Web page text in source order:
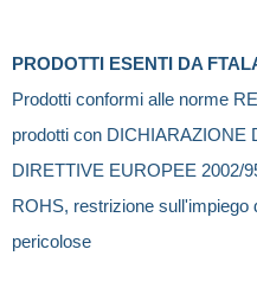
PRODOTTI ESENTI DA
Prodotti conformi alle norme
prodotti con DICHIARAZIONE
DIRETTIVE EUROPEE 2002/
ROHS, restrizione sull'impiego
pericolose